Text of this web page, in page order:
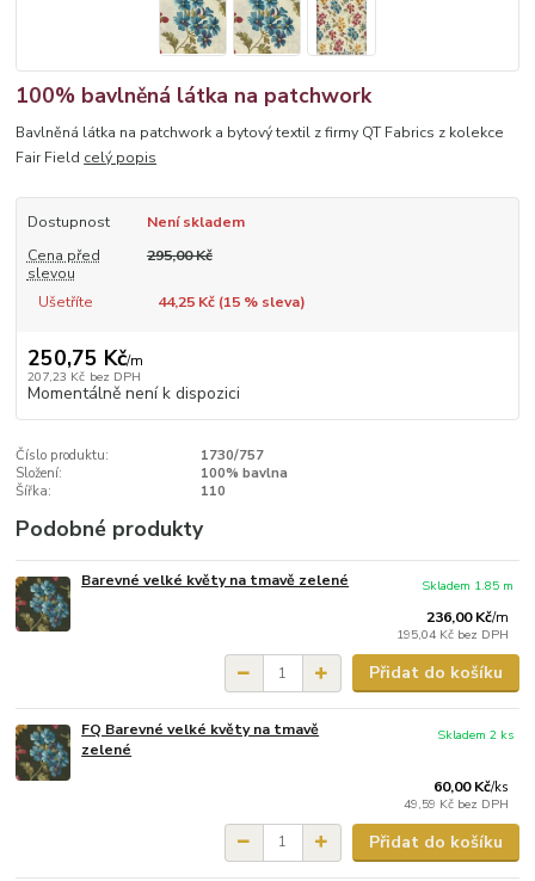
100% bavlněná látka na patchwork
Bavlněná látka na patchwork a bytový textil z firmy QT Fabrics z kolekce
Fair Field celý popis
Dostupnost
Není skladem
Cena před
slevou
295,00 Kč
Ušetříte 44,25 Kč (15% sleva)
250,75 Kč/m
207,23 Kč bez DPH
Momentálně není k dispozici
Číslo produktu:
1730/757
Složení:
100% bavlna
Šířka:
110
Podobné produkty
Barevné velké květy na tmavě zelené
236,00 Kč/m
195,04 Kč bez DPH
Skladem 1.85 m
Přidat do košíku
FQ Barevné velké květy na tmavě
zelené
60,00 Kč/ks
49,59 Kč bez DPH
Skladem 2 ks
Přidat do košíku